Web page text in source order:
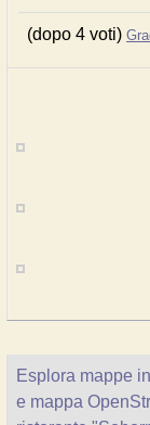
(dopo 4 voti)
Esplora mappe
e mappa